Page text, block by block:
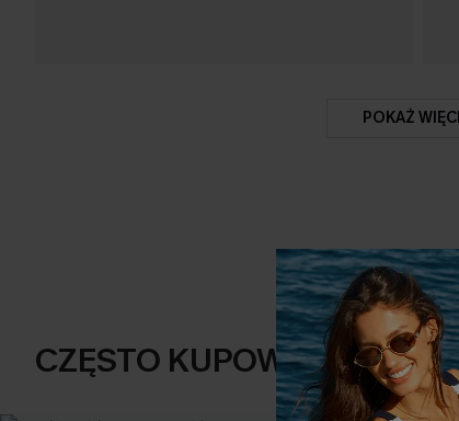
POKAŻ
CZĘSTO KUPOWANE